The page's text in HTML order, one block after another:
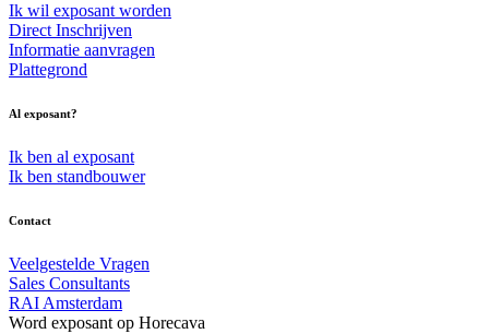
Ik wil exposant worden
Direct Inschrijven
Informatie aanvragen
Plattegrond
Al exposant?
Ik ben al exposant
Ik ben standbouwer
Contact
Veelgestelde Vragen
Sales Consultants
RAI Amsterdam
Word exposant op Horecava